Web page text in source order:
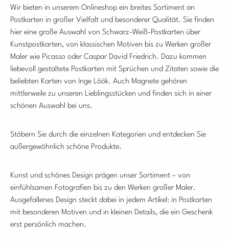
Wir bieten in unserem Onlineshop ein breites Sortiment an
Postkarten in großer Vielfalt und besonderer Qualität. Sie finden
hier eine große Auswahl von Schwarz-Weiß-Postkarten über
Kunstpostkarten, von klassischen Motiven bis zu Werken großer
Maler wie Picasso oder Caspar David Friedrich. Dazu kommen
liebevoll gestaltete Postkarten mit Sprüchen und Zitaten sowie die
beliebten Karten von Inge Löök. Auch Magnete gehören
mittlerweile zu unseren Lieblingsstücken und finden sich in einer
schönen Auswahl bei uns.
Stöbern Sie durch die einzelnen Kategorien und entdecken Sie
außergewöhnlich schöne Produkte.
Kunst und schönes Design prägen unser Sortiment – von
einfühlsamen Fotografien bis zu den Werken großer Maler.
Ausgefallenes Design steckt dabei in jedem Artikel: in Postkarten
mit besonderen Motiven und in kleinen Details, die ein Geschenk
erst persönlich machen.